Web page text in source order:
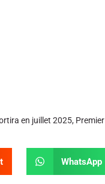
en juillet 2025,
WhatsApp